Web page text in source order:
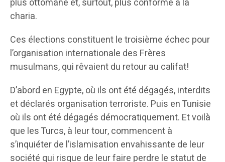
plus ottomane et, surtout, plus conforme à la
charia.
Ces élections constituent le troisième échec pour
l’organisation internationale des Frères
musulmans, qui rêvaient du retour au califat!
D’abord en Egypte, où ils ont été dégagés, interdits
et déclarés organisation terroriste. Puis en Tunisie
où ils ont été dégagés démocratiquement. Et voilà
que les Turcs, à leur tour, commencent à
s’inquiéter de l’islamisation envahissante de leur
société qui risque de leur faire perdre le statut de